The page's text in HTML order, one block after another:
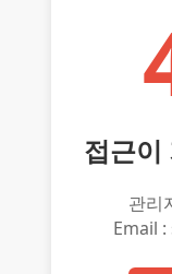
접근이
관리
Email